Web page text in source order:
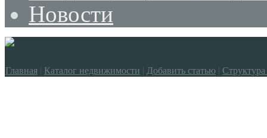
Новости
Главная | Каталог недвижимости | Добавить статью | Структура